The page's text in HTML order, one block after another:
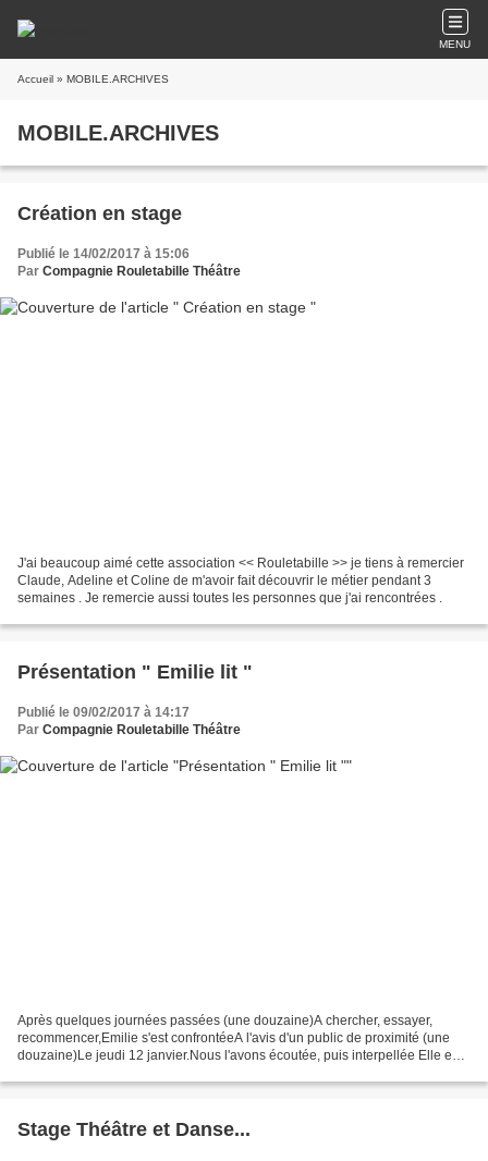
MENU
Accueil » MOBILE.ARCHIVES
MOBILE.ARCHIVES
Création en stage
Publié le 14/02/2017 à 15:06
Par Compagnie Rouletabille Théâtre
J'ai beaucoup aimé cette association << Rouletabille >> je tiens à remercier
Claude, Adeline et Coline de m'avoir fait découvrir le métier pendant 3
semaines . Je remercie aussi toutes les personnes que j'ai rencontrées .
Présentation " Emilie lit "
Publié le 09/02/2017 à 14:17
Par Compagnie Rouletabille Théâtre
Après quelques journées passées (une douzaine)A chercher, essayer,
recommencer,Emilie s'est confrontéeA l'avis d'un public de proximité (une
douzaine)Le jeudi 12 janvier.Nous l'avons écoutée, puis interpellée Elle est
Stage Théâtre et Danse...